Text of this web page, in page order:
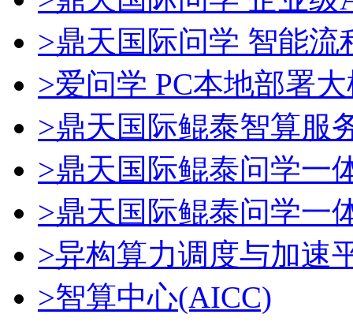
>鼎天国际问学 智能流
>爱问学 PC本地部署
>鼎天国际鲲泰智算服
>鼎天国际鲲泰问学一
>鼎天国际鲲泰问学一
>异构算力调度与加速
>智算中心(AICC)